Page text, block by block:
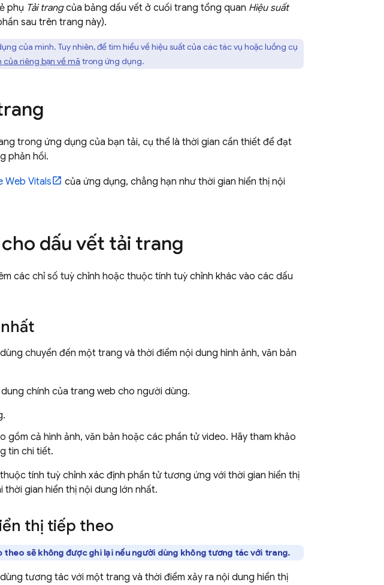
phụ Tải trangcủa bảng dấu vết ở cuối trang tổng quan Hiệu suất
sau trên trang này).
của mình. Tuy nhiên, để tìm hiểu về hiệu suất của các tác vụ hoặc luồng cụ
riêng bạn về mã trong ứng dụng.
trong ứng dụng của bạn tải, cụ thể là thời gian cần thiết để đạt
phản hồi.
Web Vitals
của ứng dụng, chẳng hạn như thời gian hiển thị nội
dấu vết tải trang
các chỉ số tuỳ chỉnh hoặc thuộc tính tuỳ chỉnh khác vào các dấu
chuyển đến một trang và thời điểm nội dung hình ảnh, văn bản
chính của trang web cho người dùng.
gồm cả hình ảnh, văn bản hoặc các phần tử video. Hãy tham khảo
tin chi tiết.
tính tuỳ chỉnh xác định phần tử tương ứng với thời gian hiển thị
thời gian hiển thị nội dung lớn nhất.
thị tiếp theo
sẽ không được ghi lại nếu người dùng không tương tác với trang.
tương tác với một trang và thời điểm xảy ra nội dung hiển thị